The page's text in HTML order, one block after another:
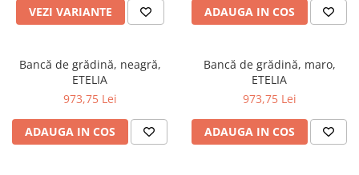
Scaune living/dining
Seturi masa +scaune dining
Bucatarie
Suporturi si tavi
VEZI VARIANTE ADAUGA IN COS
Bancă de grădină, neagră,
ETELIA
973,75 Lei
ADAUGA IN COS
Bancă de grădină, maro,
ETELIA
973,75 Lei
ADAUGA IN COS